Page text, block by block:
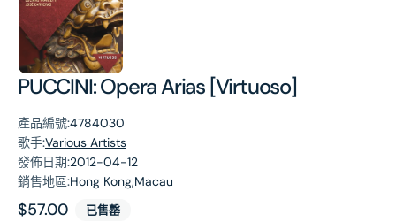
PUCCINI: Opera Arias [Virtuoso]
產品編號:4784030
歌手:Various Artists
發佈日期:2012-04-12
銷售地區:Hong Kong,Macau
原
$57.00 已售罄